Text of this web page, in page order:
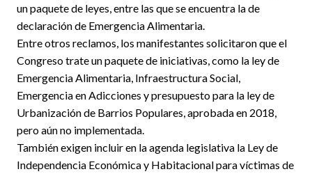
un paquete de leyes, entre las que se encuentra la de
declaración de Emergencia Alimentaria.
Entre otros reclamos, los manifestantes solicitaron que el
Congreso trate un paquete de iniciativas, como la ley de
Emergencia Alimentaria, Infraestructura Social,
Emergencia en Adicciones y presupuesto para la ley de
Urbanización de Barrios Populares, aprobada en 2018,
pero aún no implementada.
También exigen incluir en la agenda legislativa la Ley de
Independencia Económica y Habitacional para víctimas de